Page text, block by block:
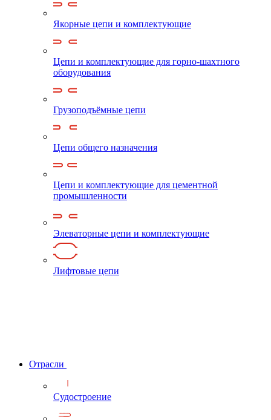
Якорные цепи и комплектующие
Цепи и комплектующие для горно-шахтного
оборудования
Грузоподъёмные цепи
Цепи общего назначения
Цепи и комплектующие для цементной
промышленности
Элеваторные цепи и комплектующие
Лифтовые цепи
Отрасли
Судостроение